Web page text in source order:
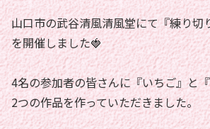
山口市の武谷清風清風堂にて『練り切
を開催しました🍓
4名の参加者の皆さんに『いちご』と
2つの作品を作っていただきました。